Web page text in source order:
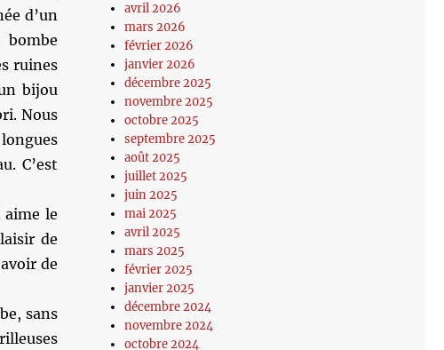
d’un
ruines
bijou
Nous
C’est
le
de
de
sans
avril 2026
mars 2026
février 2026
janvier 2026
décembre 2025
novembre 2025
octobre 2025
septembre 2025
août 2025
juillet 2025
juin 2025
mai 2025
avril 2025
mars 2025
février 2025
janvier 2025
décembre 2024
novembre 2024
octobre 2024